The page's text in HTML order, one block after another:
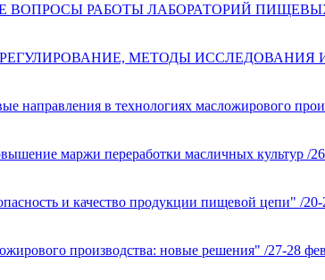
ВОПРОСЫ РАБОТЫ ЛАБОРАТОРИЙ ПИЩЕВЫХ
РЕГУЛИРОВАНИЕ, МЕТОДЫ ИССЛЕДОВАНИЯ
направления в технологиях масложирового
маржи переработки масличных культур /
и качество продукции пищевой цепи" /
производства: новые решения" /27-28